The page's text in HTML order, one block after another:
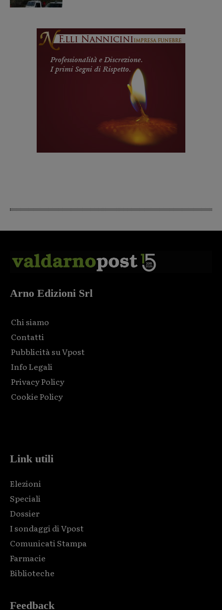
Arno Edizioni Srl
Chi siamo
Contatti
Pubblicità su Vpost
Info Legali
Privacy Policy
Cookie Policy
Link utili
Elezioni
Speciali
Dossier
I sondaggi di Vpost
Comunicati Stampa
Farmacie
Biblioteche
Feedback